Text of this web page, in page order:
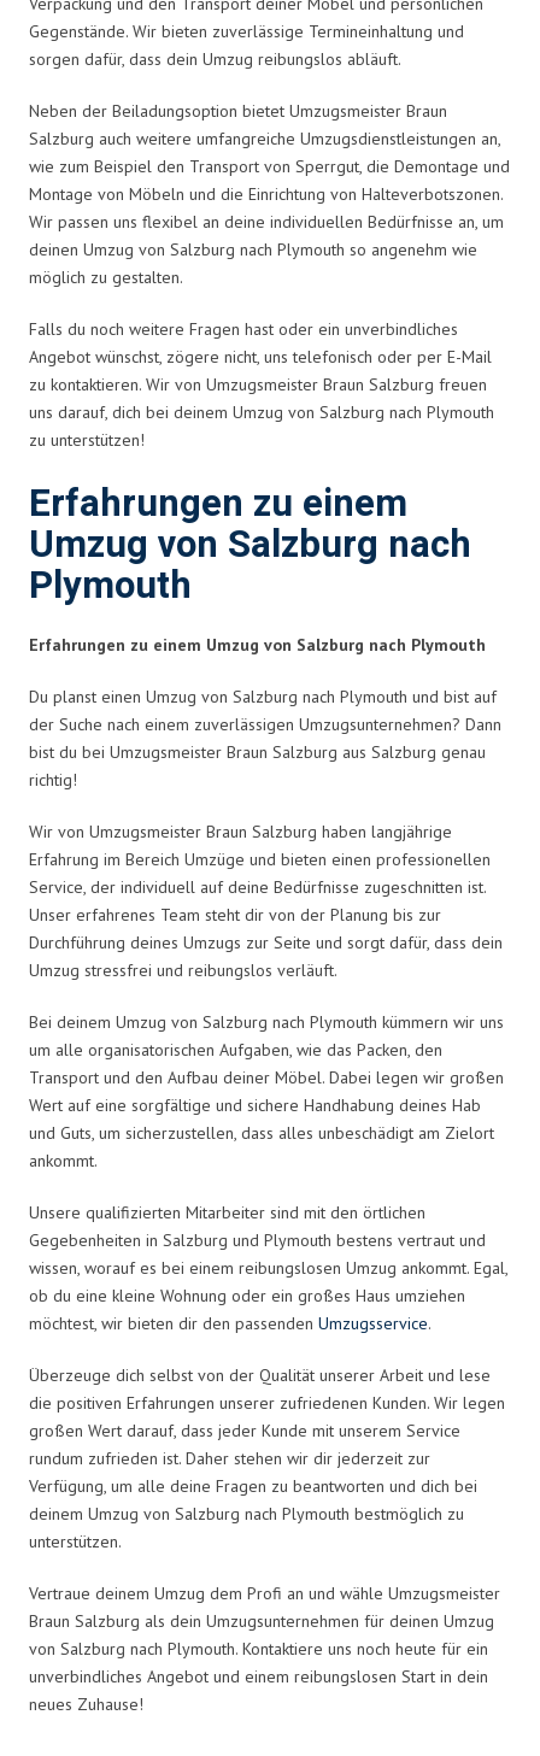
Gegenstände. Wir bieten zuverlässige Termineinhaltung und
sorgen dafür, dass dein Umzug reibungslos abläuft.
Neben der Beiladungsoption bietet Umzugsmeister Braun
Salzburg auch weitere umfangreiche Umzugsdienstleistungen an,
wie zum Beispiel den Transport von Sperrgut, die Demontage und
Montage von Möbeln und die Einrichtung von Halteverbotszonen.
Wir passen uns flexibel an deine individuellen Bedürfnisse an, um
deinen Umzug von Salzburg nach Plymouth so angenehm wie
möglich zu gestalten.
Falls du noch weitere Fragen hast oder ein unverbindliches
Angebot wünschst, zögere nicht, uns telefonisch oder per E-Mail
zu kontaktieren. Wir von Umzugsmeister Braun Salzburg freuen
uns darauf, dich bei deinem Umzug von Salzburg nach Plymouth
zu unterstützen!
Erfahrungen zu einem
Umzug von Salzburg nach
Plymouth
Erfahrungen zu einem Umzug von Salzburg nach Plymouth
Du planst einen Umzug von Salzburg nach Plymouth und bist auf
der Suche nach einem zuverlässigen Umzugsunternehmen? Dann
bist du bei Umzugsmeister Braun Salzburg aus Salzburg genau
richtig!
Wir von Umzugsmeister Braun Salzburg haben langjährige
Erfahrung im Bereich Umzüge und bieten einen professionellen
Service, der individuell auf deine Bedürfnisse zugeschnitten ist.
Unser erfahrenes Team steht dir von der Planung bis zur
Durchführung deines Umzugs zur Seite und sorgt dafür, dass dein
Umzug stressfrei und reibungslos verläuft.
Bei deinem Umzug von Salzburg nach Plymouth kümmern wir uns
um alle organisatorischen Aufgaben, wie das Packen, den
Transport und den Aufbau deiner Möbel. Dabei legen wir großen
Wert auf eine sorgfältige und sichere Handhabung deines Hab
und Guts, um sicherzustellen, dass alles unbeschädigt am Zielort
ankommt.
Unsere qualifizierten Mitarbeiter sind mit den örtlichen
Gegebenheiten in Salzburg und Plymouth bestens vertraut und
wissen, worauf es bei einem reibungslosen Umzug ankommt. Egal,
ob du eine kleine Wohnung oder ein großes Haus umziehen
möchtest, wir bieten dir den passenden Umzugsservice.
Überzeuge dich selbst von der Qualität unserer Arbeit und lese
die positiven Erfahrungen unserer zufriedenen Kunden. Wir legen
großen Wert darauf, dass jeder Kunde mit unserem Service
rundum zufrieden ist. Daher stehen wir dir jederzeit zur
Verfügung, um alle deine Fragen zu beantworten und dich bei
deinem Umzug von Salzburg nach Plymouth bestmöglich zu
unterstützen.
Vertraue deinem Umzug dem Profi an und wähle Umzugsmeister
Braun Salzburg als dein Umzugsunternehmen für deinen Umzug
von Salzburg nach Plymouth. Kontaktiere uns noch heute für ein
unverbindliches Angebot und einem reibungslosen Start in dein
neues Zuhause!